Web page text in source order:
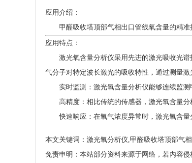
应用介绍：
甲醛吸收塔顶部气相出口管线氧含量的精
应用特点：
激光氧含量分析仪采用先进的激光吸收光
气分子对特定波长激光的吸收特性，通过测量
实时监测：激光氧含量分析仪能够连续监
高精度：相比传统的传感器，激光氧含量
快速响应：在氧气浓度异常时，激光氧含
本文关键词：激光氧分析仪,甲醛吸收塔顶部气
免责申明：本站部分资料来源于网络，若内容